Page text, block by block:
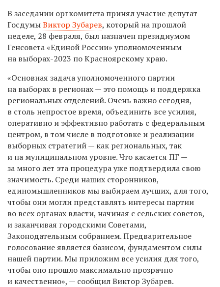
В заседании оргкомитета принял участие депутат
ГосдумыВиктор Зубарев, который на прошлой
неделе, 28 февраля, был назначен президиумом
Генсовета «Единой России» уполномоченным
на выборах-2023 по Красноярскому краю.
«Основная задача уполномоченного партии
на выборах в регионах — это помощь и поддержка
региональных отделений. Очень важно сегодня,
в столь непростое время, объединить все усилия,
оперативно и эффективно работать с федеральным
центром, в том числе в подготовке и реализации
выборных стратегий — как региональных, так
и на муниципальном уровне. Что касается ПГ —
за много лет эта процедура уже подтвердила свою
значимость. Среди наших сторонников,
единомышленников мы выбираем лучших, для того,
чтобы они могли представлять интересы партии
во всех органах власти, начиная с сельских советов,
и заканчивая городскими Советами,
Законодательным собранием. Предварительное
голосование является базисом, фундаментом силы
нашей партии. Мы приложим все усилия для того,
чтобы оно прошло максимально прозрачно
и качественно», — сообщил Виктор Зубарев.